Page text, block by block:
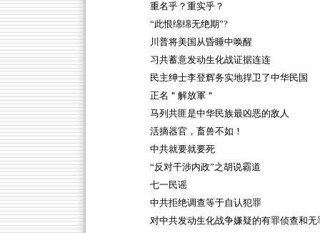
重名乎？重实乎？
“此恨绵绵无绝期”?
川普将美国从昏睡中唤醒
习共蓄意发动生化战证据连连
民主绅士李登辉务实地捍卫了中华民国
正名＂解放軍＂
马列共匪是中华民族最凶恶的敌人
活摘器官，畜兽不如！
中共就要就要死
“反对干涉内政”之胡说霸道
七一民谣
中共拒绝调查等于自认犯罪
对中共发动生化战争嫌疑的有罪侦查和无